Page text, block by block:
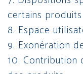
certains produits
8. Espace
9. Exonération
10. Contribution